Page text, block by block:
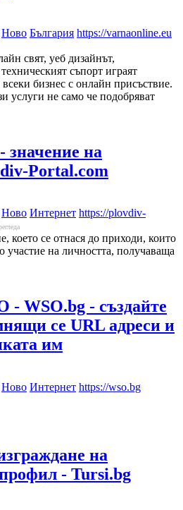
Ново България https://varnaonline.eu
свят, уеб дизайнът,
съпорт играят
бизнес с онлайн присъствие.
услуги не само че подобряват
значение на
Portal.com
Ново Интернет https://plovdiv-
което се отнася до приходи, които
участие на личността, получаваща
- WSO.bg - създайте
се URL адреси и
им
Ново Интернет https://wso.bg
на
- Tursi.bg